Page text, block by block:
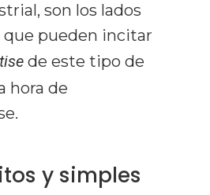
son los lados
que pueden incitar
de este tipo de
hora de
y simples